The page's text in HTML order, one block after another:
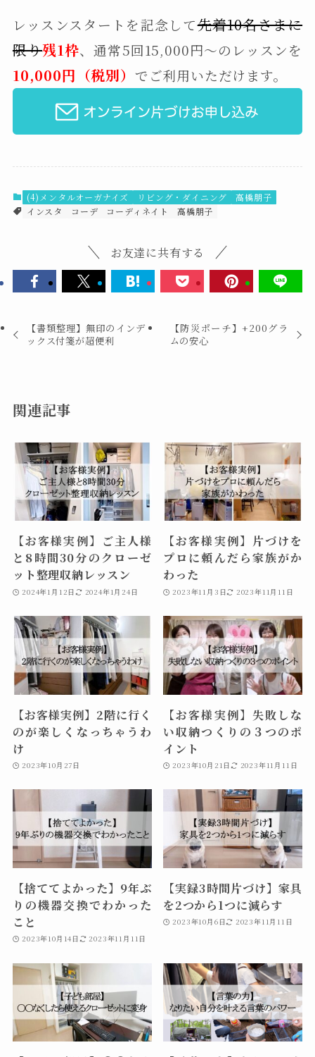
レッスンスタートを記念して先着10名さまに
限り残1枠、通常5回15,000円〜のレッスンを
10,000円（税別） でご利用いただけます。
(4)メンタルオーガナイズ リビング・ダイニング
高橋朋子
インスタ
コーデ コーディネイト 高橋朋子
お友達に共有する
【書類整理】無印のインデ
ックス付箋が超便利
【防災ポーチ】+200グラ
ムの安心
関連記事
【お客様実例】ご主人様
と8時間30分のクローゼ
ット整理収納レッスン
2024年1月12日 2024年1月24日
【お客様実例】片づけを
プロに頼んだら家族がか
わった
2023年11月3日 2023年11月11日
【お客様実例】2階に行く
のが楽しくなっちゃうわ
け
2023年10月27日
【お客様実例】失敗しな
い収納つくりの３つのポ
イント
2023年10月21日 2023年11月11日
【捨ててよかった】9年ぶ
りの機器交換でわかった
こと
2023年10月14日 2023年11月11日
【実録3時間片づけ】家具
を2つから1つに減らす
2023年10月6日 2023年11月11日